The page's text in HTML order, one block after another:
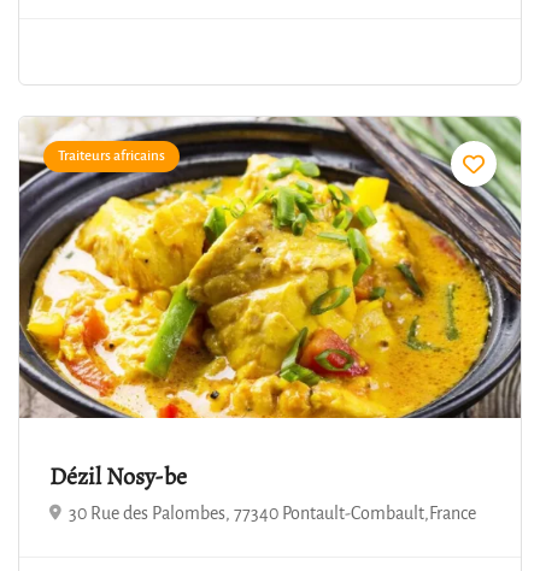
Traiteurs africains
Dézil Nosy-be
30 Rue des Palombes, 77340 Pontault-Combault,France